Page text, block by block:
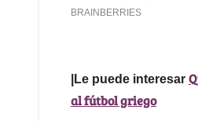
|Le puede interesar
al fútbol griego